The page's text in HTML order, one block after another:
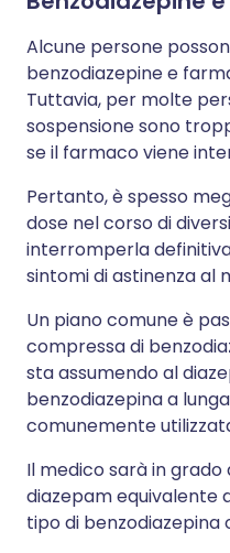
Alcune persone
benzodiazepine e
Tuttavia, per molte
sospensione sono
se il farmaco viene
Pertanto, è spesso
dose nel corso di
interromperla
sintomi di astinenza al
Un piano comune è
compressa di
sta assumendo al
benzodiazepina a
comunemente
Il medico sarà in
diazepam equivalente
tipo di benzodiazepina